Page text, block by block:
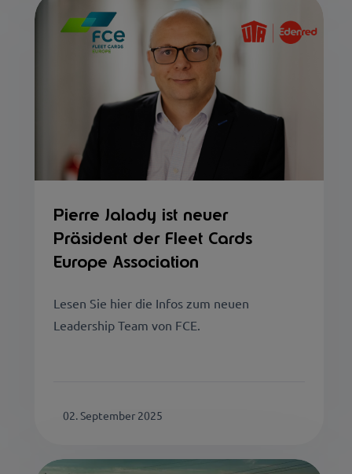
Pierre Jalady ist neuer
Präsident der Fleet Cards
Europe Association
Lesen Sie hier die Infos zum neuen
Leadership Team von FCE.
02. September 2025